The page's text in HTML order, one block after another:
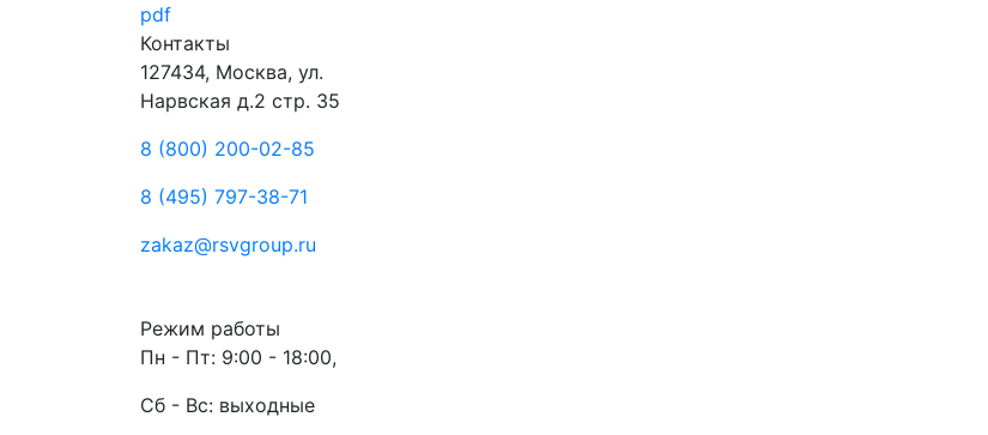
pdf
Контакты
127434, Москва, ул.
Нарвская д.2 стр. 35
8 (800) 200-02-85
8 (495) 797-38-71
zakaz@rsvgroup.ru
Режим работы
Пн - Пт: 9:00 - 18:00,
Сб - Вс: выходные